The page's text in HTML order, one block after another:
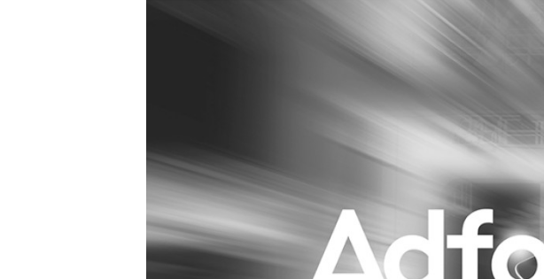
Influencer marketing
Interne communicatie